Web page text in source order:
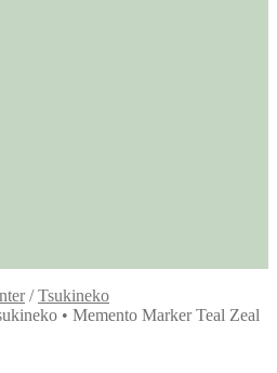
/Tsukineko
• Memento Marker Teal Zeal